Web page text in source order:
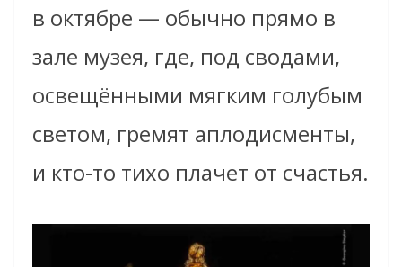
в октябре — обычно прямо в
зале музея, где, под сводами,
освещёнными мягким голубым
светом, гремят аплодисменты,
и кто-то тихо плачет от счастья.